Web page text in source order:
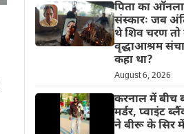
पिता का
संस्कारः जब
थे शिव चरण तो
वृद्धाआश्रम
कहा था?
August 6, 2026
करनाल में बीच
मर्डर, प्वाइंट
ने बीरू के सिर में